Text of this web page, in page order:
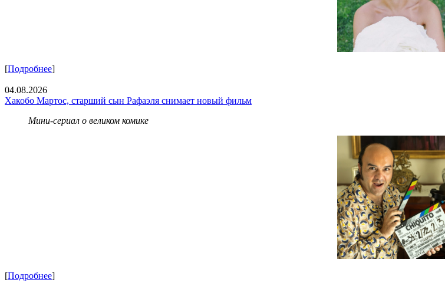
[Подробнее]
04.08.2026
Хакобо Мартос, старший сын Рафаэля снимает новый фильм
Мини-сериал о великом комике
[Подробнее]